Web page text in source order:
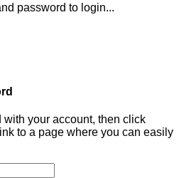
password to login...
your account, then click
to a page where you can easily